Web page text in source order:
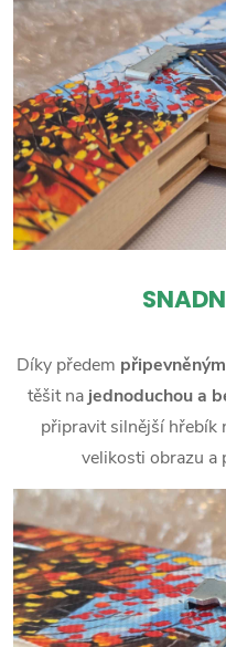
Díky předem
těšit na jednoduchou a
připravit silnější hřebík
velikosti obrazu a